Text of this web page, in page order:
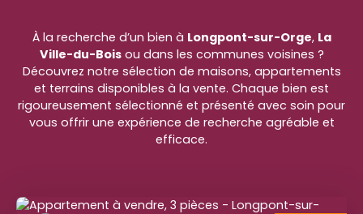
À la recherche d’un bien à Longpont-sur-Orge, La
Ville-du-Boisou dans les communes voisines ?
Découvrez notre sélection de maisons, appartements
et terrains disponibles à la vente. Chaque bien est
rigoureusement sélectionné et présenté avec soin pour
vous offrir une expérience de recherche agréable et
efficace.